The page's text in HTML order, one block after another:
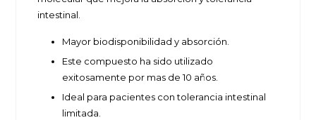
intestinal.
Mayor biodisponibilidad y absorción.
Este compuesto ha sido utilizado
exitosamente por mas de 10 años.
Ideal para pacientes con tolerancia intestinal
limitada.